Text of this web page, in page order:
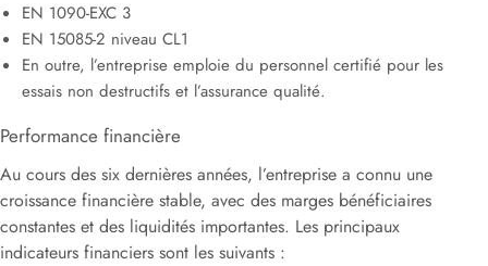
EN 1090-EXC 3
EN 15085-2 niveau CL1
En outre, l’entreprise emploie du personnel certifié pour les
essais non destructifs et l’assurance qualité.
Performance financière
Au cours des six dernières années, l’entreprise a connu une
croissance financière stable, avec des marges bénéficiaires
constantes et des liquidités importantes. Les principaux
indicateurs financiers sont les suivants :